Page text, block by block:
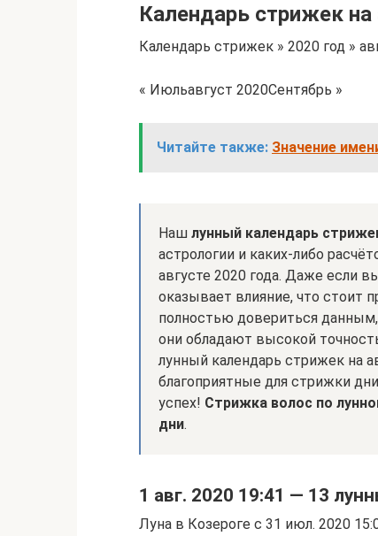
Календарь стрижек на
Календарь стрижек » 2020 год »
« Июльавгуст 2020Сентябрь »
Читайте также: Значение
Наш лунный календарь
астрологии и каких-либо
августе 2020 года. Даже если
оказывает влияние, что стоит
полностью довериться
они обладают высокой
лунный календарь стрижек на
благоприятные для стрижки
успех! Стрижка волос по
дни.
1 авг. 2020 19:41 — 13
Луна в Козероге с 31 июл. 2020